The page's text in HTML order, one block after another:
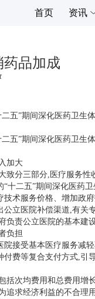
首页 资讯
品加成
”期间深化医药卫生体
”期间深化医药卫生体
加大
三部分,医疗服务性收
二五”期间深化医药卫
术服务价格、增加政
医院补偿渠道,有关专
负责公立医院的基本建
负担
受基本医疗服务减轻
付费等复合支付方式,引
次均费用和总费用增长
追求经济利益的不合理